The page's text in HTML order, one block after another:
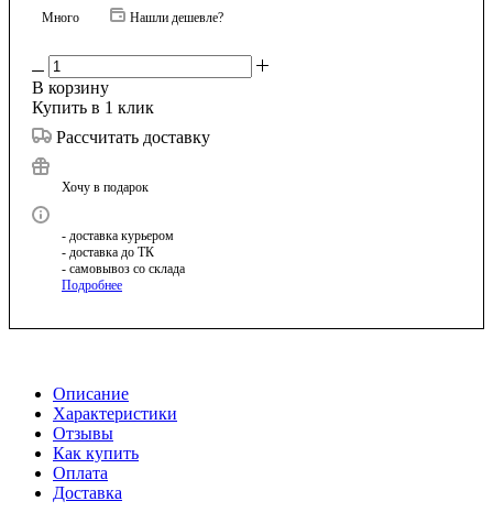
Много Нашли дешевле?
В корзину
Купить в 1 клик
Рассчитать доставку
Хочу в подарок
- доставка курьером
- доставка до ТК
- самовывоз со склада
Подробнее
Описание
Характеристики
Отзывы
Как купить
Оплата
Доставка